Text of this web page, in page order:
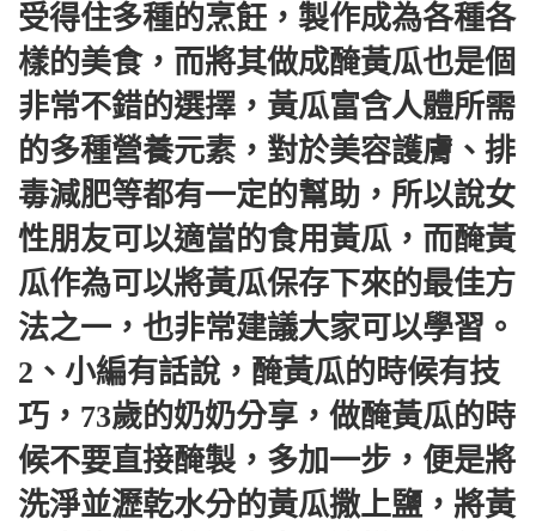
受得住多種的烹飪，製作成為各種各
樣的美食，而將其做成醃黃瓜也是個
非常不錯的選擇，黃瓜富含人體所需
的多種營養元素，對於美容護膚、排
毒減肥等都有一定的幫助，所以說女
性朋友可以適當的食用黃瓜，而醃黃
瓜作為可以將黃瓜保存下來的最佳方
法之一，也非常建議大家可以學習。
2、小編有話說，醃黃瓜的時候有技
巧，73歲的奶奶分享，做醃黃瓜的時
候不要直接醃製，多加一步，便是將
洗淨並瀝乾水分的黃瓜撒上鹽，將黃